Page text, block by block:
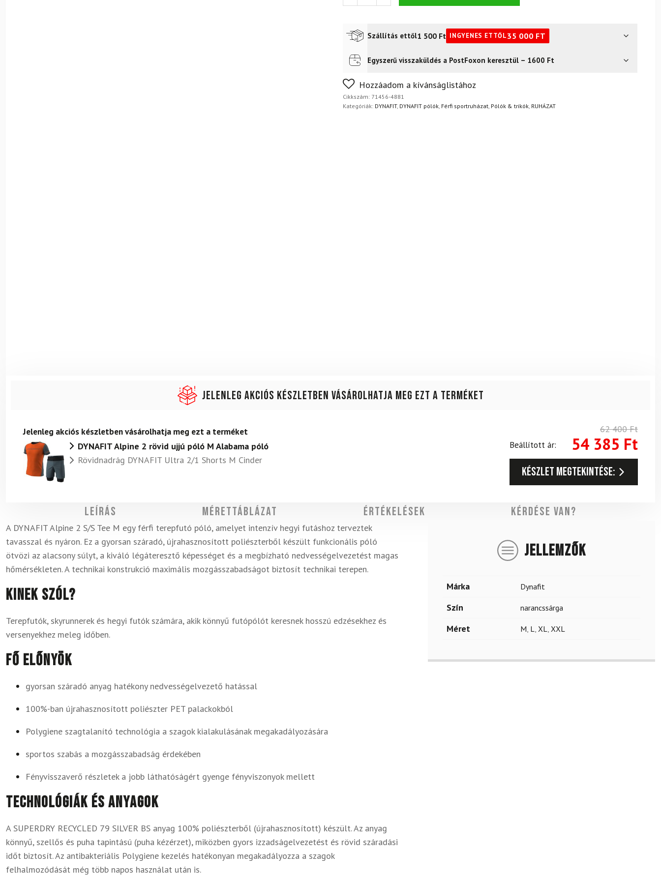
póló
póló
Szállítás ettől1 500 Ft INGYENES ETTŐL35 000 FT
Futár a címre2 400Ft
FoxPost
Egyszerű visszaküldés a PostFoxon keresztül – 1600 Ft
Nem biztos a választásában? Semmi gond – a terméket egyszerűen visszaküldheti 14
napon belül, indoklás nélkül.
Hozzáadom a kívánságlistához
Cikkszám: 71456-4881
Kategóriák: DYNAFIT, DYNAFIT pólók, Férfi sportruházat, Pólók & trikók, RUHÁZAT
Jelenleg akciós készletben vásárolhatja meg ezt a terméket
Jelenleg akciós készletben vásárolhatja meg ezt a terméket
DYNAFIT Alpine 2 rövid ujjú póló M Alabama póló
Rövidnadrág DYNAFIT Ultra 2/1 Shorts M Cinder
62 400Ft
Beállított ár:
54 385 Ft
Készlet megtekintése:
Leírás Mérettáblázat Értékelések Kérdése van?
A DYNAFIT Alpine 2 S/S Tee M egy férfi terepfutó póló, amelyet intenzív hegyi futáshoz terveztek
tavasszal és nyáron. Ez a gyorsan száradó, újrahasznosított poliészterből készült funkcionális póló
ötvözi az alacsony súlyt, a kiváló légáteresztő képességet és a megbízható nedvességelvezetést magas
hőmérsékleten. A technikai konstrukció maximális mozgásszabadságot biztosít technikai terepen.
Kinek szól?
Terepfutók, skyrunnerek és hegyi futók számára, akik könnyű futópólót keresnek hosszú edzésekhez és
versenyekhez meleg időben.
Fő előnyök
gyorsan száradó anyag hatékony nedvességelvezető hatással
100%-ban újrahasznosított poliészter PET palackokból
Polygiene szagtalanító technológia a szagok kialakulásának megakadályozására
sportos szabás a mozgásszabadság érdekében
Fényvisszaverő részletek a jobb láthatóságért gyenge fényviszonyok mellett
Technológiák és anyagok
A SUPERDRY RECYCLED 79 SILVER BS anyag 100% poliészterből (újrahasznosított) készült. Az anyag
könnyű, szellős és puha tapintású (puha kézérzet), miközben gyors izzadságelvezetést és rövid száradási
időt biztosít. Az antibakteriális Polygiene kezelés hatékonyan megakadályozza a szagok
felhalmozódását még több napos használat után is.
JELLEMZŐK
Márka Dynafit
Szín narancssárga
Méret M, L, XL, XXL